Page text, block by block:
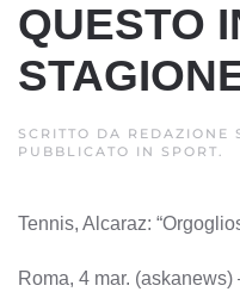
QUESTO
SCRITTO DA REDAZIONE
PUBBLICATO IN SPORT.
Tennis, Alcaraz:
Roma, 4 mar.